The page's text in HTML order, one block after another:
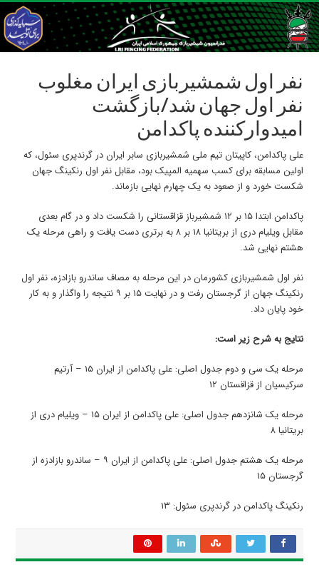
نفر اول شمشیربازی ایران مغلوب
نفر اول جهان شد/بازگشت
امیدوارکننده پاکدامن
علی پاکدامن، کاپیتان تیم ملی شمشیربازی سابر ایران در گرندپری سئول، که
اولین مسابقه برای کسب سهمیه المپیک بود، مقابل نفر اول رنکینگ جهان
شکست خورد و از صعود به یک چهارم نهایی بازماند.
پاکدامن ابتدا ۱۵ بر ۱۲ شمشیرباز قزاقستانی را شکست داد و در گام بعدی
مقابل ویلیام دری از بریتانیا ۱۸ بر ۸ به برتری دست یافت و راهی مرحله یک
هشتم نهایی شد.
نفر اول شمشیربازی کشورمان در این مرحله به مصاف ساندرو بازادزه، نفر اول
رنکینگ جهان از گرجستان رفت و در نهایت ۱۵ بر ۹ نتیجه را واگذار و به کار
خود پایان داد.
نتایج به شرح زیر است:
مرحله یک سی و دوم جدول اصلی: علی پاکدامن از ایران ۱۵ – آرتیم
سرکیسیان از قزاقستان ۱۲
مرحله یک شانزدهم جدول اصلی: علی پاکدامن از ایران ۱۵ – ویلیام دری از
بریتانیا ۸
مرحله یک هشتم جدول اصلی: علی پاکدامن از ایران ۹ – ساندرو بازادزه از
گرجستان ۱۵
رنکینگ پاکدامن در گرندپری سئول: ۱۳